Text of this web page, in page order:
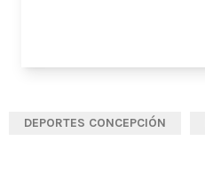
DEPORTES CONCEPCIÓN